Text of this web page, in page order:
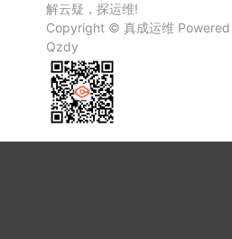
解云疑，探运维!
Copyright © 真成运维 Powered
Qzdy